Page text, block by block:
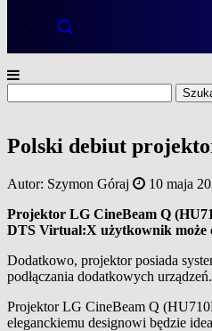
Polski debiut
Autor: Szymon Góraj
10 maja
Projektor LG CineBeam Q
DTS Virtual:X użytkownik może
Dodatkowo, projektor posiada
podłączania dodatkowych urządzeń.
Projektor LG CineBeam Q
eleganckiemu designowi będzie